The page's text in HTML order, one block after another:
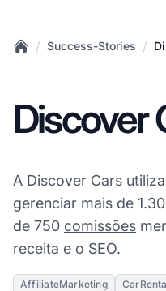
/ Success-Stories /
Discover
A Discover Cars
gerenciar mais de
de 750 comissões
receita e o SEO.
AffiliateMarketing